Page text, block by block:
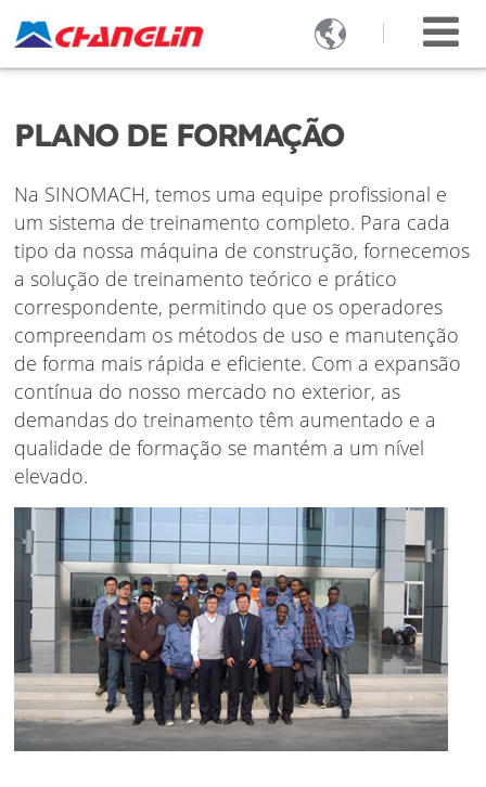

PLANO DE FORMAÇÃO
Na SINOMACH, temos uma equipe profissional e
um sistema de treinamento completo. Para cada
tipo da nossa máquina de construção, fornecemos
a solução de treinamento teórico e prático
correspondente, permitindo que os operadores
compreendam os métodos de uso e manutenção
de forma mais rápida e eficiente. Com a expansão
contínua do nosso mercado no exterior, as
demandas do treinamento têm aumentado e a
qualidade de formação se mantém a um nível
elevado.